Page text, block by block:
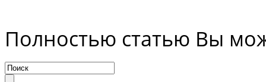
Полностью статью Вы